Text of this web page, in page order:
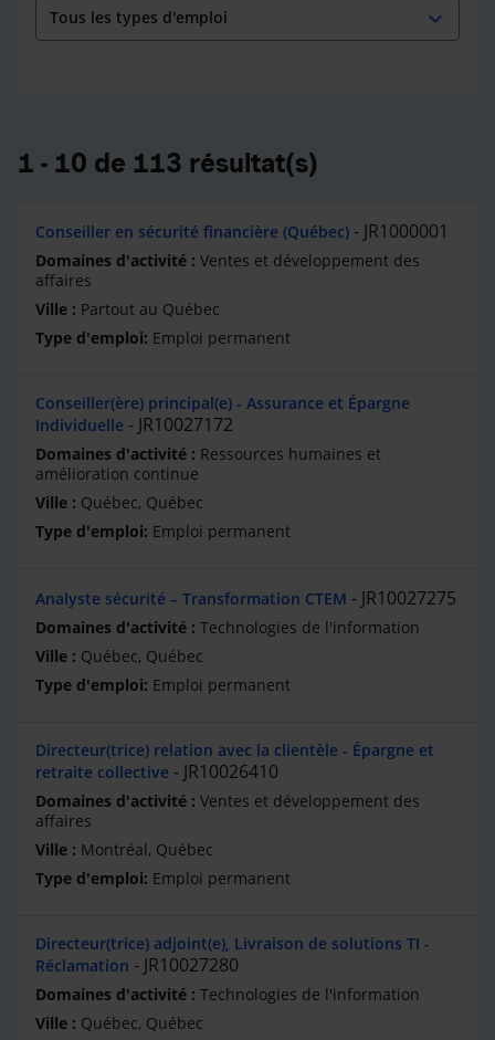
expand_more
1 - 10 de 113 résultat(s)
Conseiller en sécurité financière (Québec) JR1000001
Ventes et développement des
affaires
Partout au Québec
Emploi permanent
Conseiller(ère) principal(e) - Assurance et Épargne
Individuelle
JR10027172
Ressources humaines et
amélioration continue
Québec, Québec
Emploi permanent
Analyste sécurité – Transformation CTEM JR10027275
Technologies de l'information
Québec, Québec
Emploi permanent
Directeur(trice) relation avec la clientèle - Épargne et
retraite collective
JR10026410
Ventes et développement des
affaires
Montréal, Québec
Emploi permanent
Directeur(trice) adjoint(e), Livraison de solutions TI -
Réclamation
JR10027280
Technologies de l'information
Québec, Québec